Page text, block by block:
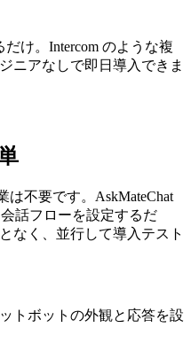
け。Intercom のような複
ニアなしで即日導入できま
は不要です。AskMateChat
話フローを設定するだ
なく、並行して導入テスト
トボットの外観と応答を設